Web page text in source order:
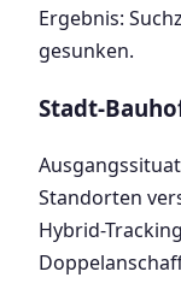
Ergebnis:
gesunken.
Stadt-
Standorten
Hybrid-